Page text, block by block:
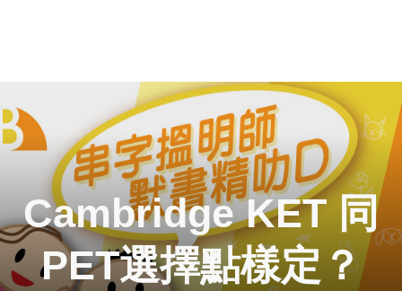
Cambridge KET 同
PET選擇點樣定？